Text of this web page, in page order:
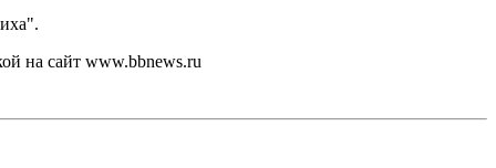
на сайт www.bbnews.ru